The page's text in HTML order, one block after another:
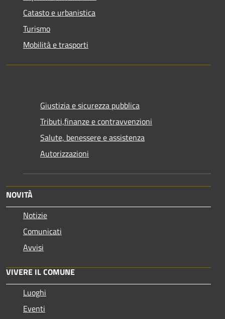
Catasto e urbanistica
Turismo
Mobilità e trasporti
Giustizia e sicurezza pubblica
Tributi,finanze e contravvenzioni
Salute, benessere e assistenza
Autorizzazioni
NOVITÀ
Notizie
Comunicati
Avvisi
VIVERE IL COMUNE
Luoghi
Eventi